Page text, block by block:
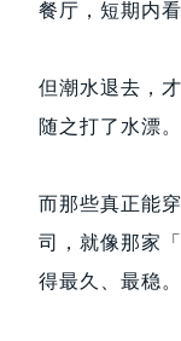
餐厅，短期内
但潮水退去，
随之打了水漂。
而那些真正能
司，就像那家
得最久、最稳。